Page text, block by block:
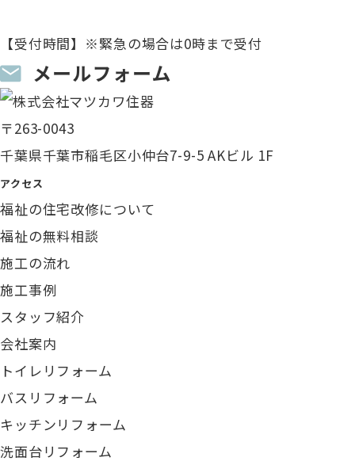
【受付時間】※緊急の場合は0時まで受付
〒263-0043
千葉県千葉市稲毛区小仲台7-9-5 AKビル 1F
アクセス
福祉の住宅改修について
福祉の無料相談
施工の流れ
施工事例
スタッフ紹介
会社案内
トイレリフォーム
バスリフォーム
キッチンリフォーム
洗面台リフォーム